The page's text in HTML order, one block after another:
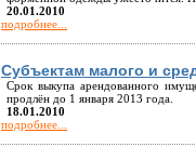
20.01.2010
подробнее...
Субъектам малого и
Срок выкупа арендованного
продлён до 1 января 2013 года.
18.01.2010
подробнее...